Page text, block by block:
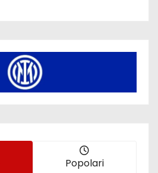
Popolari